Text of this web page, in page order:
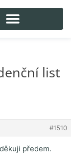
list
#1510
předem.